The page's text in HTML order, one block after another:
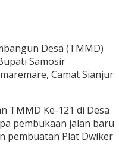
Desa (TMMD)
Samosir
Camat Sianjur
TMMD Ke-121 di Desa
pembukaan jalan baru
pembuatan Plat Dwiker